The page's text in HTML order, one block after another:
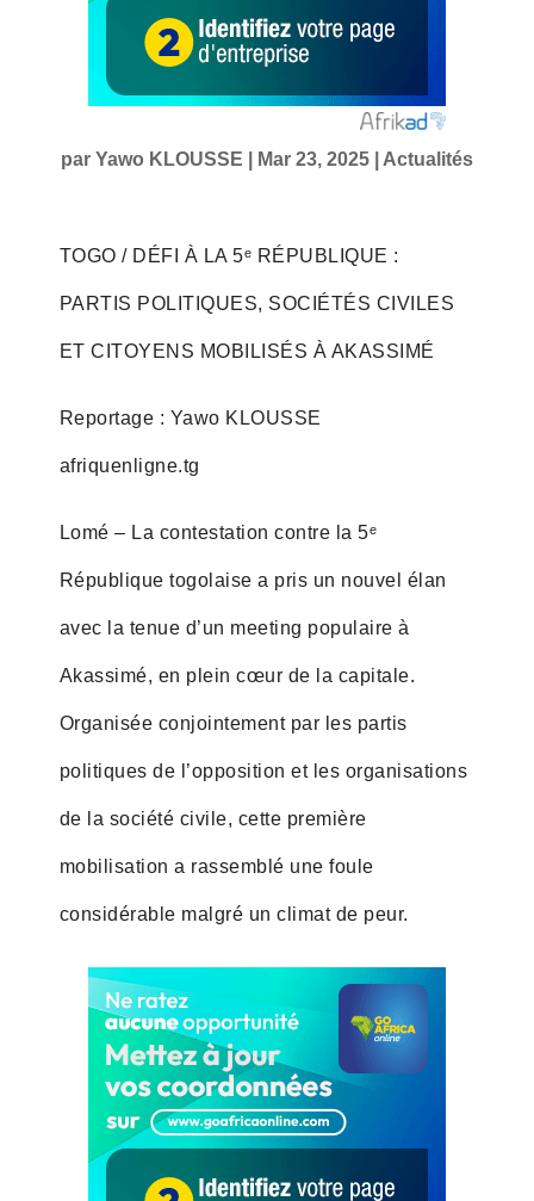
par Yawo KLOUSSE Mar 23, 2025| Actualités
TOGO / DÉFI À LA 5ᵉ RÉPUBLIQUE :
PARTIS POLITIQUES, SOCIÉTÉS CIVILES
ET CITOYENS MOBILISÉS À AKASSIMÉ
Reportage : Yawo KLOUSSE
afriquenligne.tg
Lomé – La contestation contre la 5ᵉ
République togolaise a pris un nouvel élan
avec la tenue d’un meeting populaire à
Akassimé, en plein cœur de la capitale.
Organisée conjointement par les partis
politiques de l’opposition et les organisations
de la société civile, cette première
mobilisation a rassemblé une foule
considérable malgré un climat de peur.